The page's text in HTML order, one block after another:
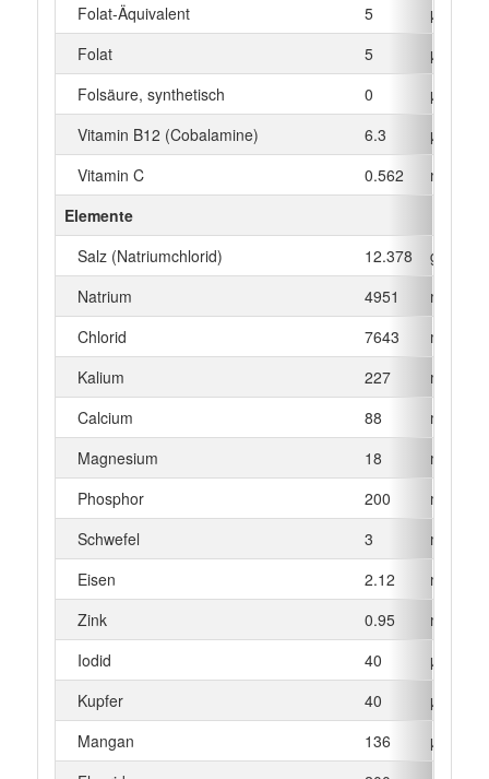
Folat-Äquivalent
5
µg
Folat
5
µg
Folsäure, synthetisch
0
µg
Vitamin B12 (Cobalamine)
6.3
µg
Vitamin C
0.562
mg
Elemente
Salz (Natriumchlorid)
12.378
g
Natrium
4951
mg
Chlorid
7643
mg
Kalium
227
mg
Calcium
88
mg
Magnesium
18
mg
Phosphor
200
mg
Schwefel
3
mg
Eisen
2.12
mg
Zink
0.95
mg
Iodid
40
µg
Kupfer
40
µg
Mangan
136
µg